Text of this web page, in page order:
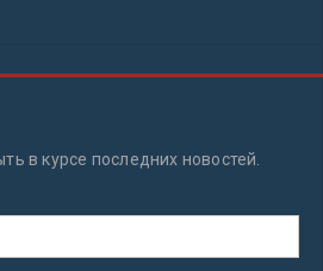
в курсе последних новостей.